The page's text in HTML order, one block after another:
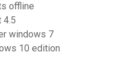
offline
4.5
windows 7
10 edition